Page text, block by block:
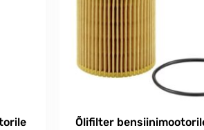
Õlifilter